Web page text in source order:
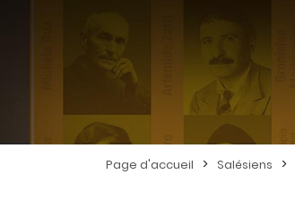
Page d'accueil > Salésiens >